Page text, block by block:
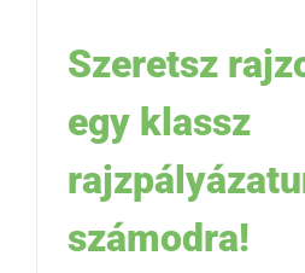
Szeretsz
egy klassz
számodra!